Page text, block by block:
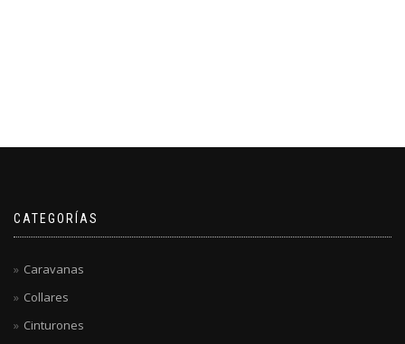
CATEGORÍAS
Caravanas
Collares
Cinturones